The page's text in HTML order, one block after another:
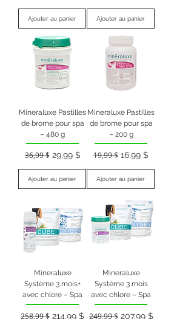
Ajouter au panier Ajouter au panier
Mineraluxe Pastilles
de brome pour spa
– 480 g
Prix original
36,99 $ Prix promotionnel
29,99 $
Ajouter au panier
Mineraluxe Pastilles
de brome pour spa
– 200 g
Prix original
19,99 $ Prix promotionnel
16,99 $
Ajouter au panier
Mineraluxe
Système 3 mois+
avec chlore – Spa
Prix original
258,99 $ Prix promotionnel
214,99 $
Mineraluxe
Système 3 mois
avec chlore – Spa
Prix original
249,99 $ Prix promotionnel
207,99 $